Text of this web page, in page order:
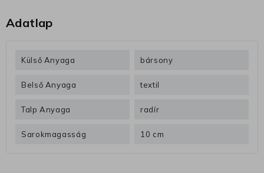
Adatlap
Külső Anyaga bársony
Belső Anyaga textil
Talp Anyaga radír
Sarokmagasság 10 cm